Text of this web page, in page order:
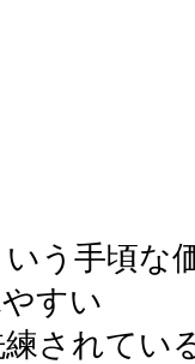
いう手頃な
すい
練されてい